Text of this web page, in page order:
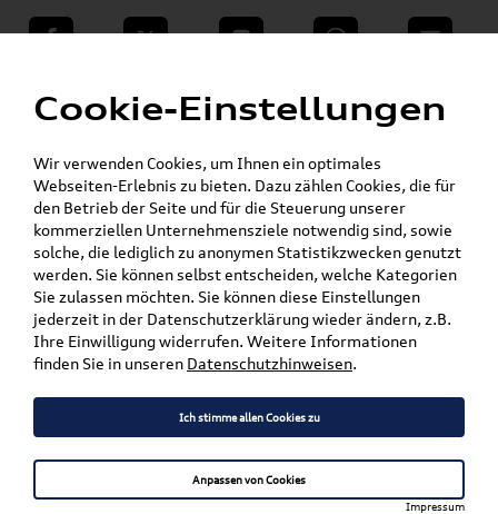
teilen Twitter Instagram WhatsApp E-Mail
VW Shop - VW Originalteile und Zubehör »
» » Passat
Mein Kundenkonto Warenkorb
Artikel für ihr Modell
Marke wählen
Modell wählen
Karosserieform wählen
Cookie-Einstellungen
Wir verwenden Cookies, um Ihnen ein optimales
Webseiten-Erlebnis zu bieten. Dazu zählen Cookies, die für
den Betrieb der Seite und für die Steuerung unserer
kommerziellen Unternehmensziele notwendig sind, sowie
solche, die lediglich zu anonymen Statistikzwecken genutzt
werden. Sie können selbst entscheiden, welche Kategorien
Sie zulassen möchten. Sie können diese Einstellungen
jederzeit in der Datenschutzerklärung wieder ändern, z.B.
Ihre Einwilligung widerrufen. Weitere Informationen
finden Sie in unseren Datenschutzhinweisen.
Ich stimme allen Cookies zu
Anpassen von Cookies
Impressum